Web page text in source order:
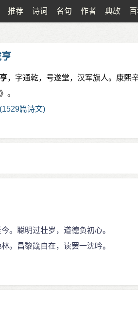
推荐 诗词 名句 作者 典故
，字通乾，号遂堂，汉军旗人。康熙
。
篇诗文)
。聪明过壮岁，道德负初心。
。昌黎箴自在，读罢一沈吟。